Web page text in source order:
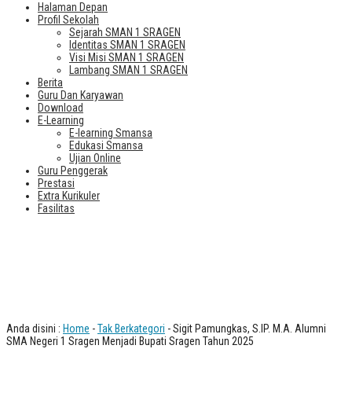
Halaman Depan
Profil Sekolah
Sejarah SMAN 1 SRAGEN
Identitas SMAN 1 SRAGEN
Visi Misi SMAN 1 SRAGEN
Lambang SMAN 1 SRAGEN
Berita
Guru Dan Karyawan
Download
E-Learning
E-learning Smansa
Edukasi Smansa
Ujian Online
Guru Penggerak
Prestasi
Extra Kurikuler
Fasilitas
Anda disini : Home -Tak Berkategori - Sigit Pamungkas, S.IP. M.A. Alumni
SMA Negeri 1 Sragen Menjadi Bupati Sragen Tahun 2025